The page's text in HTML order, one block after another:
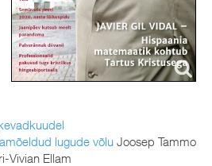
lugude võlu Joosep Tammo
Vivian Ellam